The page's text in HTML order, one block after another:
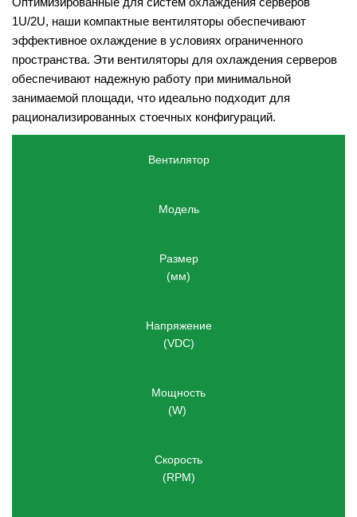
1U/2U, наши компактные вентиляторы обеспечивают
эффективное охлаждение в условиях ограниченного
пространства. Эти вентиляторы для охлаждения серверов
обеспечивают надежную работу при минимальной
занимаемой площади, что идеально подходит для
рационализированных стоечных конфигураций.
Вентилятор
Модель
Размер
(мм)
Напряжение
(VDC)
Мощность
(W)
Скорость
(RPM)